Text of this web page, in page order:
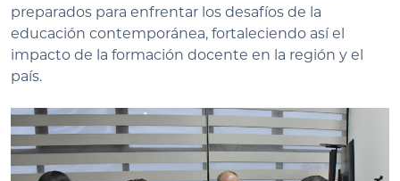
preparados para enfrentar los desafíos de la
educación contemporánea, fortaleciendo así el
impacto de la formación docente en la región y el
país.